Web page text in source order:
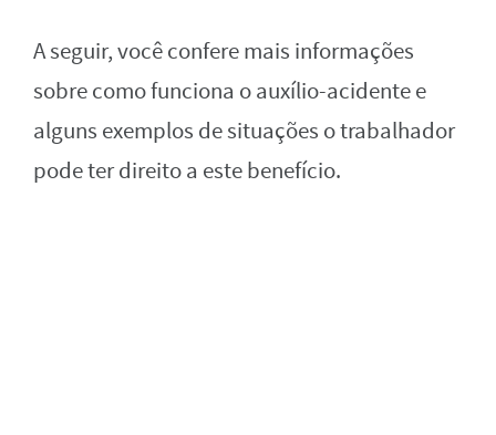
A seguir, você confere mais informações
sobre como funciona o auxílio-acidente e
alguns exemplos de situações o trabalhador
pode ter direito a este benefício.